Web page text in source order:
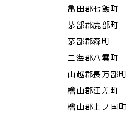
亀田郡七飯町
茅部郡鹿部町
茅部郡森町
二海郡八雲町
山越郡長万部町
檜山郡江差町
檜山郡上ノ国町